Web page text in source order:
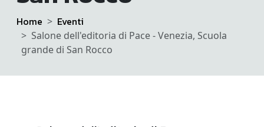
Home Eventi
Salone dell'editoria di Pace - Venezia, Scuola
grande di San Rocco